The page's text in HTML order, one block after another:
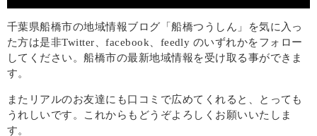
千葉県船橋市の地域情報ブログ「船橋つうしん」を気に入っ
た方は是非Twitter、facebook、feedly のいずれかをフォロー
してください。船橋市の最新地域情報を受け取る事ができま
す。
またリアルのお友達にも口コミで広めてくれると、とっても
うれしいです。これからもどうぞよろしくお願いいたしま
す。